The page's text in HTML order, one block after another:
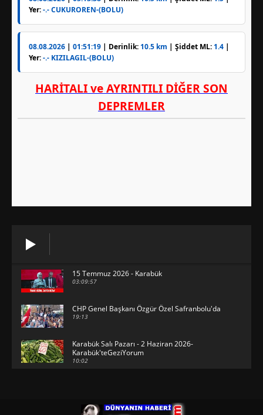
15 Temmuz 2026 - Karabük
03:09:57
CHP Genel Başkanı Özgür Özel Safranbolu'da
19:13
Karabük Salı Pazarı - 2 Haziran 2026-
Karabük'teGeziYorum
10:02